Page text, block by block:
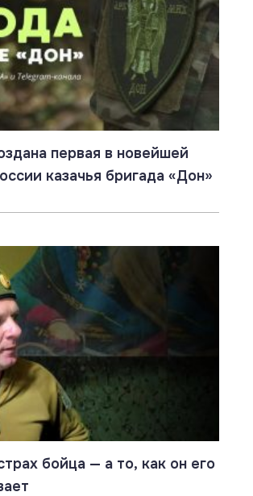
первая в новейшей
казачья бригада «Дон»
бойца — а то, как он его